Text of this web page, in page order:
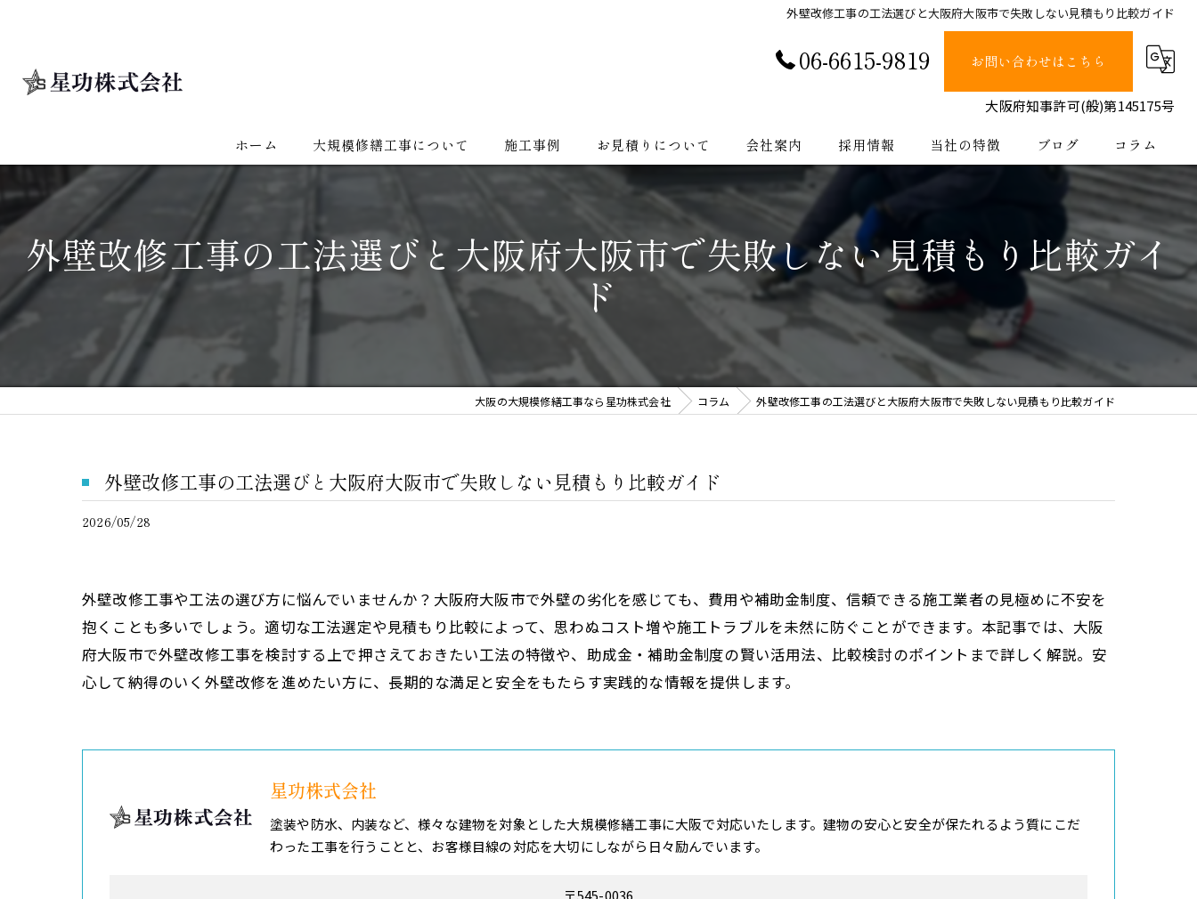
外壁改修工事の工法選びと大阪府大阪市で失敗しない見積もり比較ガイド
06-6615-9819 お問い合わせはこちら
大阪府知事許可(般)第145175号
ホーム 大規模修繕工事について 施工事例 お見積りについて 会社案内 採用情報 当社の特徴
止水
防水
内装
公共工事
ブログ コラム
外壁改修工事の工法選びと大阪府大阪市で失敗しない見積もり比較ガイ
ド
大阪の大規模修繕工事なら星功株式会社 コラム 外壁改修工事の工法選びと大阪府大阪市で失敗しない見積もり比較ガイド
外壁改修工事の工法選びと大阪府大阪市で失敗しない見積もり比較ガイド
2026/05/28
外壁改修工事や工法の選び方に悩んでいませんか？大阪府大阪市で外壁の劣化を感じても、費用や補助金制度、信頼できる施工業者の見極めに不安を
抱くことも多いでしょう。適切な工法選定や見積もり比較によって、思わぬコスト増や施工トラブルを未然に防ぐことができます。本記事では、大阪
府大阪市で外壁改修工事を検討する上で押さえておきたい工法の特徴や、助成金・補助金制度の賢い活用法、比較検討のポイントまで詳しく解説。安
心して納得のいく外壁改修を進めたい方に、長期的な満足と安全をもたらす実践的な情報を提供します。
星功株式会社
塗装や防水、内装など、様々な建物を対象とした大規模修繕工事に大阪で対応いたします。建物の安心と安全が保たれるよう質にこだ
わった工事を行うことと、お客様目線の対応を大切にしながら日々励んでいます。
〒545-0036